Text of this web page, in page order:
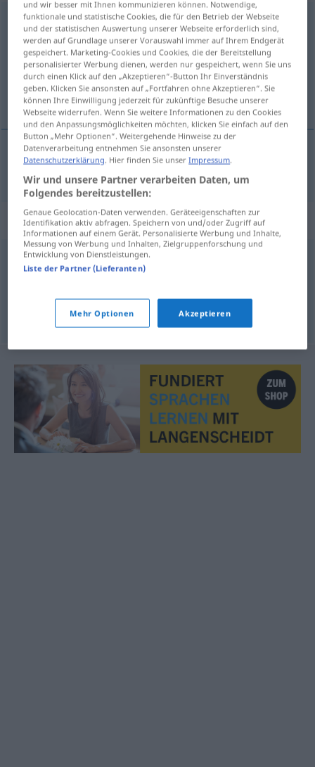
Gelöbnisn <-ses;-se>
Übersicht aller Übersetzungen
(Für mehr Details die Übersetzung anklicken/antippen)
gelofte
gelofte Gelöbnis
Synonyme für "Gelöbnis"
Ehrenwort,Verpflichtung,
© OpenThesaurus.de
und wir besser mit Ihnen kommunizieren können. Notwendige,
funktionale und statistische Cookies, die für den Betrieb der Webseite
und der statistischen Auswertung unserer Webseite erforderlich sind,
werden auf Grundlage unserer Vorauswahl immer auf Ihrem Endgerät
gespeichert. Marketing-Cookies und Cookies, die der Bereitstellung
personalisierter Werbung dienen, werden nur gespeichert, wenn Sie uns
durch einen Klick auf den „Akzeptieren“-Button Ihr Einverständnis
geben. Klicken Sie ansonsten auf „Fortfahren ohne Akzeptieren“. Sie
können Ihre Einwilligung jederzeit für zukünftige Besuche unserer
Webseite widerrufen. Wenn Sie weitere Informationen zu den Cookies
und den Anpassungsmöglichkeiten möchten, klicken Sie einfach auf den
Button „Mehr Optionen“. Weitergehende Hinweise zu der
Datenverarbeitung entnehmen Sie ansonsten unserer
Datenschutzerklärung. Hier finden Sie unserImpressum.
Wir und unsere Partner verarbeiten Daten, um
Folgendes bereitzustellen:
Genaue Geolocation-Daten verwenden. Geräteeigenschaften zur
Identifikation aktiv abfragen. Speichern von und/oder Zugriff auf
Informationen auf einem Gerät. Personalisierte Werbung und Inhalte,
Messung von Werbung und Inhalten, Zielgruppenforschung und
Entwicklung von Dienstleistungen.
Liste der Partner (Lieferanten)
Mehr Optionen Akzeptieren